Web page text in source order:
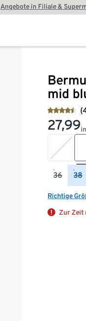
Angebote in Filiale &
mid
27,99
36 38
Richtige
Zur Zeit